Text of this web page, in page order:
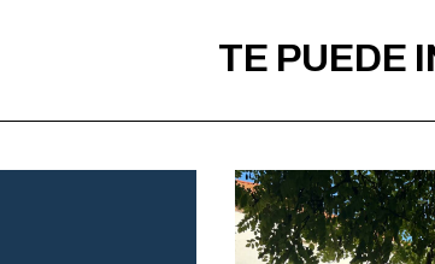
TE PUEDE